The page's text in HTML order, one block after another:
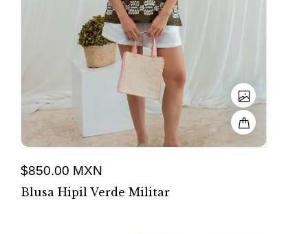
$850.00 MXN
Blusa Hipil Verde Militar